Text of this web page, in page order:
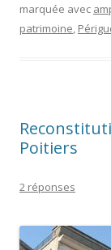
marquée avec
patrimoine,
Poitiers
2 réponses